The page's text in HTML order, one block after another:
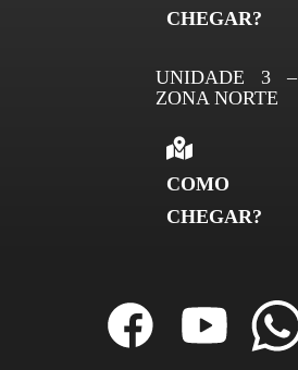
CHEGAR?
UNIDADE 3 –
ZONA NORTE
COMO
CHEGAR?